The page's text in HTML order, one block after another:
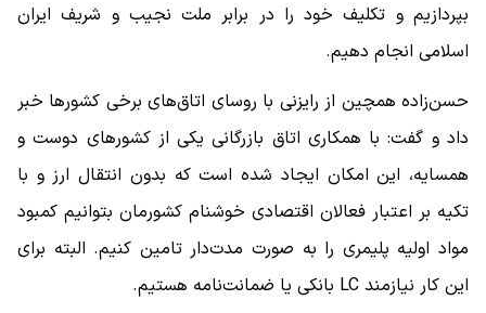
بپردازیم و تکلیف خود را در برابر ملت نجیب و شریف ایران
اسلامی انجام دهیم.
حسن‌زاده همچین از رایزنی با روسای اتاق‌های برخی کشورها خبر
داد و گفت: با همکاری اتاق بازرگانی یکی از کشورهای دوست و
همسایه، این امکان ایجاد شده است که بدون انتقال ارز و با
تکیه بر اعتبار فعالان اقتصادی خوشنام کشورمان بتوانیم کمبود
مواد اولیه پلیمری را به صورت مدت‌دار تامین کنیم. البته برای
این کار نیازمند LC بانکی یا ضمانت‌نامه هستیم.